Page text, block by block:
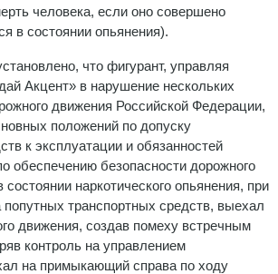
человека, если оно совершено
в состоянии опьянения).
что фигурант, управляя
Акцент» в нарушение нескольких
движения Российской Федерации,
положений по допуску
к эксплуатации и обязанностей
обеспечению безопасности дорожного
наркотического опьянения, при
транспортных средств, выехал
движения, создав помеху встречным
контроль на управлением
на примыкающий справа по ходу